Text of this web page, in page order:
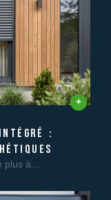
:
à...